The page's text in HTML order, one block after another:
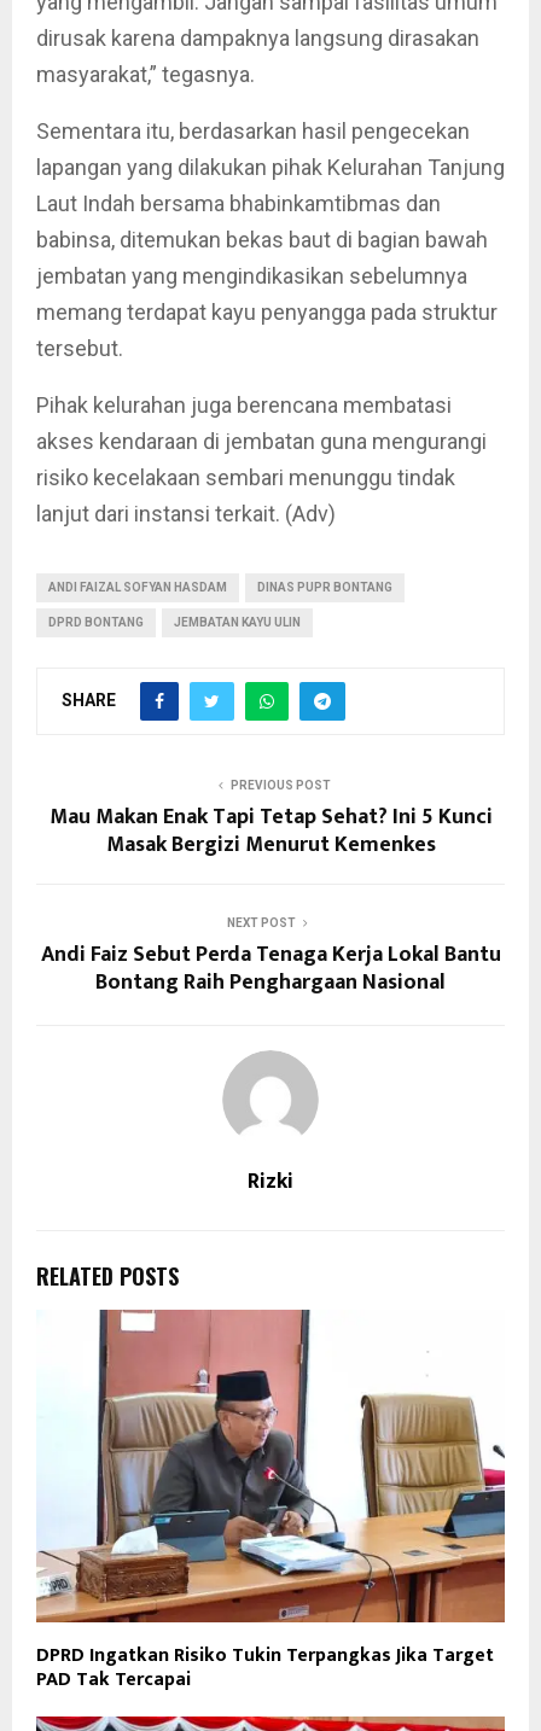
dirusak karena dampaknya langsung dirasakan
masyarakat,” tegasnya.
Sementara itu, berdasarkan hasil pengecekan
lapangan yang dilakukan pihak Kelurahan Tanjung
Laut Indah bersama bhabinkamtibmas dan
babinsa, ditemukan bekas baut di bagian bawah
jembatan yang mengindikasikan sebelumnya
memang terdapat kayu penyangga pada struktur
tersebut.
Pihak kelurahan juga berencana membatasi
akses kendaraan di jembatan guna mengurangi
risiko kecelakaan sembari menunggu tindak
lanjut dari instansi terkait. (Adv)
ANDI FAIZAL SOFYAN HASDAM DINAS PUPR BONTANG
DPRD BONTANG JEMBATAN KAYU ULIN
SHARE
PREVIOUS POST
Mau Makan Enak Tapi Tetap Sehat? Ini 5 Kunci
Masak Bergizi Menurut Kemenkes
NEXT POST
Andi Faiz Sebut Perda Tenaga Kerja Lokal Bantu
Bontang Raih Penghargaan Nasional
Rizki
RELATED POSTS
DPRD Ingatkan Risiko Tukin Terpangkas Jika Target
PAD Tak Tercapai